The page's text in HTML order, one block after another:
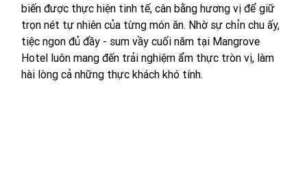
biến được thực hiện tinh tế, cân bằng hương vị để giữ
trọn nét tự nhiên của từng món ăn. Nhờ sự chỉn chu ấy,
tiệc ngon đủ đầy - sum vầy cuối năm tại Mangrove
Hotel luôn mang đến trải nghiệm ẩm thực tròn vị, làm
hài lòng cả những thực khách khó tính.